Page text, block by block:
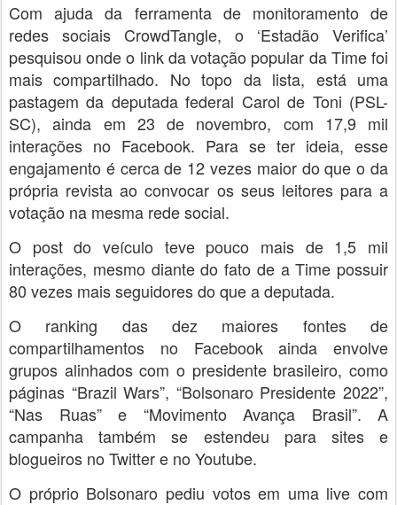
Com ajuda da ferramenta de monitoramento de
redes sociais CrowdTangle, o ‘Estadão Verifica’
pesquisou onde o link da votação popular da Time foi
mais compartilhado. No topo da lista, está uma
pastagem da deputada federal Carol de Toni (PSL-
SC), ainda em 23 de novembro, com 17,9 mil
interações no Facebook. Para se ter ideia, esse
engajamento é cerca de 12 vezes maior do que o da
própria revista ao convocar os seus leitores para a
votação na mesma rede social.
O post do veículo teve pouco mais de 1,5 mil
interações, mesmo diante do fato de a Time possuir
80 vezes mais seguidores do que a deputada.
O ranking das dez maiores fontes de
compartilhamentos no Facebook ainda envolve
grupos alinhados com o presidente brasileiro, como
páginas “Brazil Wars”, “Bolsonaro Presidente 2022”,
“Nas Ruas” e “Movimento Avança Brasil”. A
campanha também se estendeu para sites e
blogueiros no Twitter e no Youtube.
O próprio Bolsonaro pediu votos em uma live com